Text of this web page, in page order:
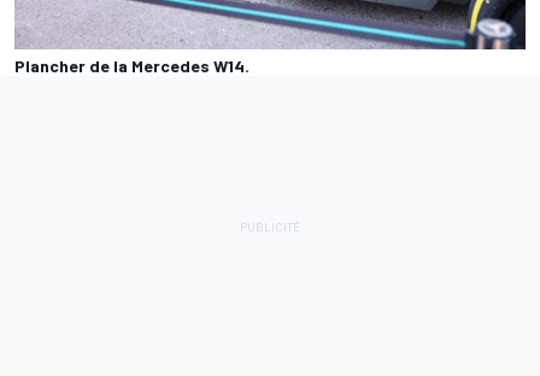
Plancher de la Mercedes W14.